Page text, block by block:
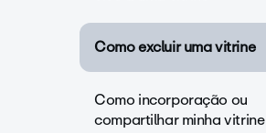
Como excluir uma vitrine
Como incorporação ou
compartilhar minha vitrine